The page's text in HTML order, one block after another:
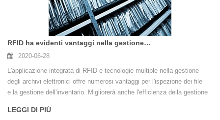
RFID ha evidenti vantaggi nella gestione dei documenti-CXJ RFID fornitore
2020-06-28
L'applicazione integrata di RFID e tecnologie multiple nella gestione
degli archivi elettronici offre numerosi vantaggi per l'ispezione dei file
e la gestione dell'inventario. Migliorerà anche l'efficienza della gestione
importante nel valore dell'applicazione degli archivi. Nel vero senso della
LEGGI DI PIÙ